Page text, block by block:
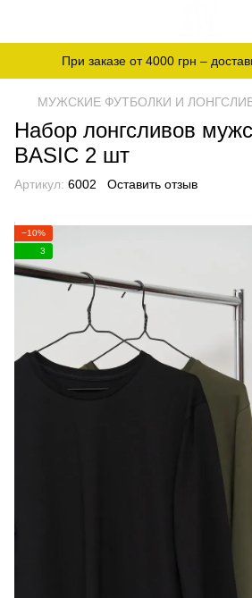
При заказе от 4000 грн –
МУЖСКИЕ ФУТБОЛКИ И
Набор лонгсливов
BASIC 2 шт
Артикул: 6002 Оставить отзыв
−10%
3